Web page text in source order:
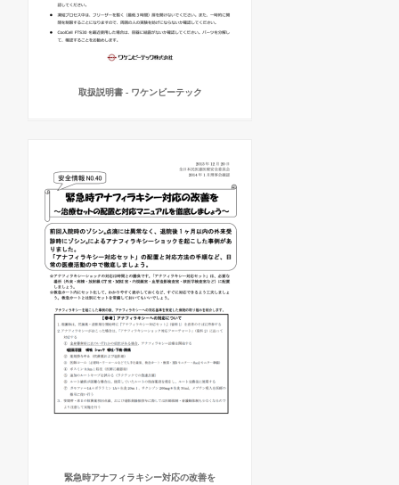
取扱説明書 - ワケンビーテック
緊急時アナフィラキシー対応の改善を